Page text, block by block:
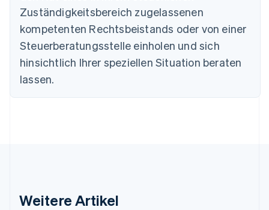
Zuständigkeitsbereich zugelassenen
kompetenten Rechtsbeistands oder von einer
Steuerberatungsstelle einholen und sich
hinsichtlich Ihrer speziellen Situation beraten
lassen.
Weitere Artikel
Deutschland
DeutschEnglish
Estland
English
Festlandchina
简体中文
EnglishSvenska
English